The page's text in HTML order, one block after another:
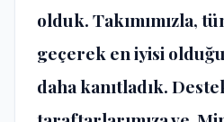
olduk. Takımımızla,
geçerek en iyisi
daha kanıtladık.